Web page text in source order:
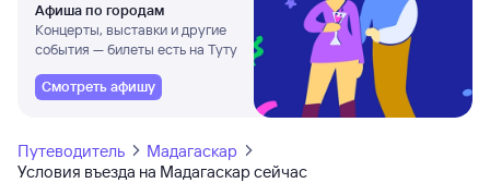
Афиша по городам
Концерты, выставки и другие
события — билеты есть на Туту
Смотреть афишу
Путеводитель
Мадагаскар
Условия въезда на Мадагаскар сейчас